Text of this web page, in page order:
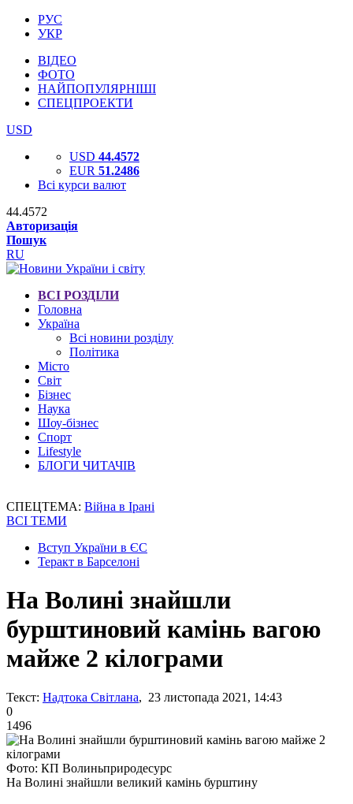
РУС
УКР
ВІДЕО
ФОТО
НАЙПОПУЛЯРНІШІ
СПЕЦПРОЕКТИ
USD
USD 44.4572
EUR 51.2486
Всі курси валют
44.4572
Авторизація
Пошук
RU
ВСІ РОЗДІЛИ
Головна
Україна
Всі новини розділу
Політика
Місто
Світ
Бізнес
Наука
Шоу-бізнес
Спорт
Lifestyle
БЛОГИ ЧИТАЧІВ
СПЕЦТЕМА: Війна в Ірані
ВСІ ТЕМИ
Вступ України в ЄС
Теракт в Барселоні
На Волині знайшли
бурштиновий камінь вагою
майже 2 кілограми
Текст: Надтока Світлана, 23 листопада 2021, 14:43
0
1496
Фото: КП Волиньприродесурс
На Волині знайшли великий камінь бурштину